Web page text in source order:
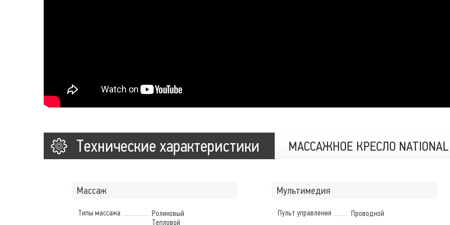
Технические характеристики МАССАЖНОЕ КРЕСЛО NATIONAL
Массаж
Типы массажа
Роликовый
Тепловой
Мультимедия
Пульт управления
Проводной